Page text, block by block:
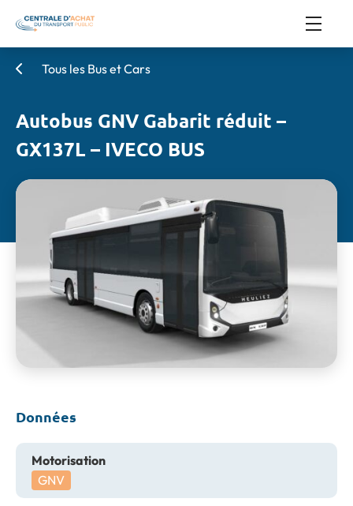
Tous les Bus et Cars
Autobus GNV Gabarit réduit –
GX137L – IVECO BUS
Données
Motorisation
GNV